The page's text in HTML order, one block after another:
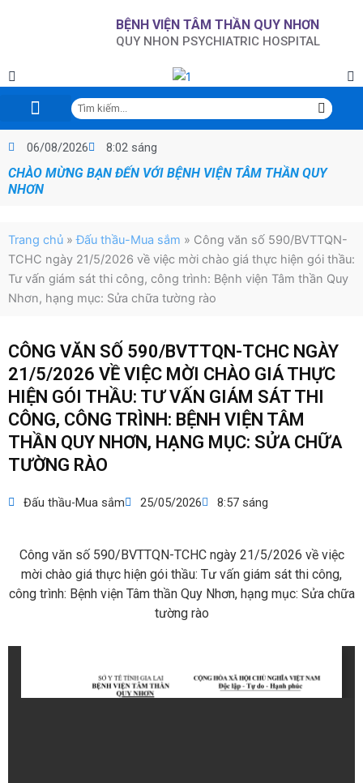
BỆNH VIỆN TÂM THẦN QUY NHƠN
QUY NHON PSYCHIATRIC HOSPITAL
Tìm
06/08/2026
8:02 sáng
CHÀO MỪNG BẠN ĐẾN VỚI BỆNH VIỆN TÂM THẦN QUY
NHƠN
Trang chủ »Đấu thầu-Mua sắm » Công văn số 590/BVTTQN-
TCHC ngày 21/5/2026 về việc mời chào giá thực hiện gói thầu:
Tư vấn giám sát thi công, công trình: Bệnh viện Tâm thần Quy
Nhơn, hạng mục: Sửa chữa tường rào
CÔNG VĂN SỐ 590/BVTTQN-TCHC NGÀY
21/5/2026 VỀ VIỆC MỜI CHÀO GIÁ THỰC
HIỆN GÓI THẦU: TƯ VẤN GIÁM SÁT THI
CÔNG, CÔNG TRÌNH: BỆNH VIỆN TÂM
THẦN QUY NHƠN, HẠNG MỤC: SỬA CHỮA
TƯỜNG RÀO
Đấu thầu-Mua sắm 25/05/2026 8:57 sáng
Công văn số 590/BVTTQN-TCHC ngày 21/5/2026 về việc
mời chào giá thực hiện gói thầu: Tư vấn giám sát thi công,
công trình: Bệnh viện Tâm thần Quy Nhơn, hạng mục: Sửa chữa
tường rào